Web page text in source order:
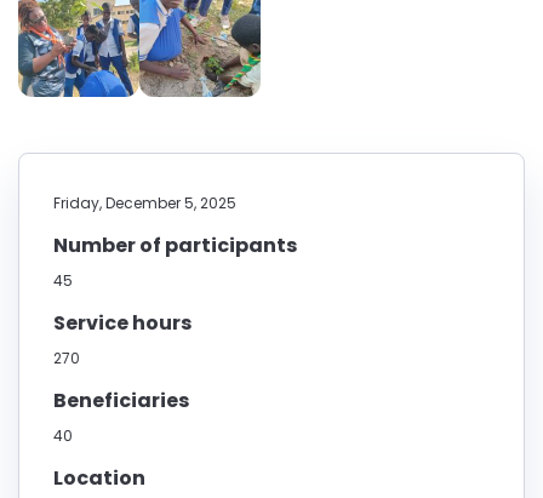
Friday, December 5, 2025
Number of participants
45
Service hours
270
Beneficiaries
40
Location